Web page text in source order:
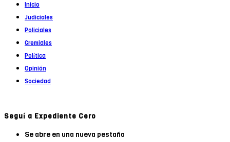
Inicio
Judiciales
Policiales
Gremiales
Política
Opinión
Sociedad
Seguí a Expediente Cero
Se abre en una nueva pestaña